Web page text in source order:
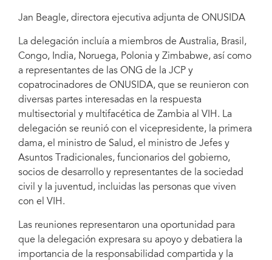
Jan Beagle, directora ejecutiva adjunta de ONUSIDA
La delegación incluía a miembros de Australia, Brasil,
Congo, India, Noruega, Polonia y Zimbabwe, así como
a representantes de las ONG de la JCP y
copatrocinadores de ONUSIDA, que se reunieron con
diversas partes interesadas en la respuesta
multisectorial y multifacética de Zambia al VIH. La
delegación se reunió con el vicepresidente, la primera
dama, el ministro de Salud, el ministro de Jefes y
Asuntos Tradicionales, funcionarios del gobierno,
socios de desarrollo y representantes de la sociedad
civil y la juventud, incluidas las personas que viven
con el VIH.
Las reuniones representaron una oportunidad para
que la delegación expresara su apoyo y debatiera la
importancia de la responsabilidad compartida y la